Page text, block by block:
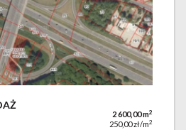
2 600,00 m2
250,00 zł/m2